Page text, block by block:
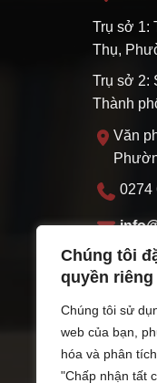
Chúng tôi
quyền
Chúng tôi sử
web của bạn,
hóa và phân
"Chấp nhận tất
Trụ sở 1:
Thụ,
Trụ sở 2:
Thành
Văn
0274
Thứ
ĐKHĐ do
11/11/